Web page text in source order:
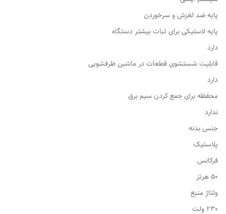
پایه ضد لغزش و سرخوردن
پایه لاستیکی برای ثبات بیشتر دستگاه
دارد
قابلیت شستشوی قطعات در ماشین ظرفشویی
دارد
محفظه برای جمع كردن سیم برق
ندارد
جنس بدنه
پلاستیک
فرکانس
50 هرتز
ولتاژ منبع
230 ولت